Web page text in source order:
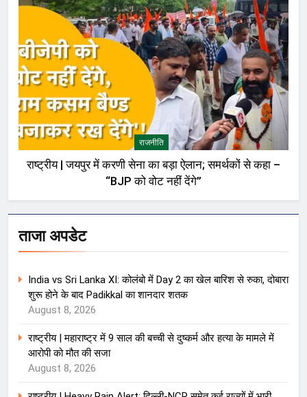
राजनीति
राष्ट्रीय | जयपुर में करणी सेना का बड़ा ऐलान; समर्थकों से कहा –
“BJP को वोट नहीं देंगे”
ताजा अपडेट
India vs Sri Lanka XI: कोलंबो में Day 2 का खेल बारिश से रुका, दोबारा
शुरू होने के बाद Padikkal का शानदार शतक
August 8, 2026
राष्ट्रीय | महाराष्ट्र में 9 साल की बच्ची से दुष्कर्म और हत्या के मामले में
आरोपी को मौत की सजा
August 8, 2026